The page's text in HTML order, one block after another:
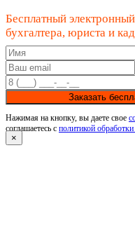
Бесплатный
бухгалтера, юриста и
Заказать
Нажимая на кнопку, вы даете свое
соглашаетесь с политикой
×